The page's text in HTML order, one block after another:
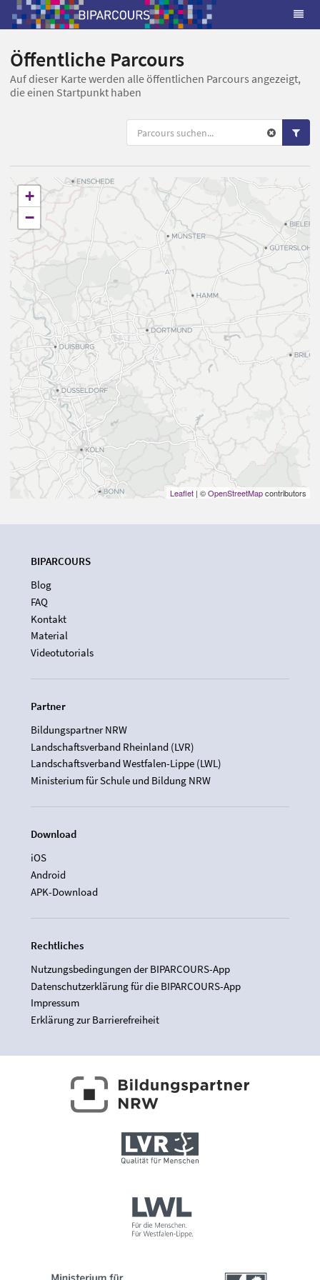
Öffentliche Parcours
Auf dieser Karte werden alle öffentlichen Parcours angezeigt,
die einen Startpunkt haben
+
−
Leaflet | ©OpenStreetMapcontributors
BIPARCOURS
Blog
FAQ
Kontakt
Material
Videotutorials
Partner
Bildungspartner NRW
Landschaftsverband Rheinland (LVR)
Landschaftsverband Westfalen-Lippe (LWL)
Ministerium für Schule und Bildung NRW
Download
iOS
Android
APK-Download
Rechtliches
Nutzungsbedingungen der BIPARCOURS-App
Datenschutzerklärung für die BIPARCOURS-App
Impressum
Erklärung zur Barrierefreiheit